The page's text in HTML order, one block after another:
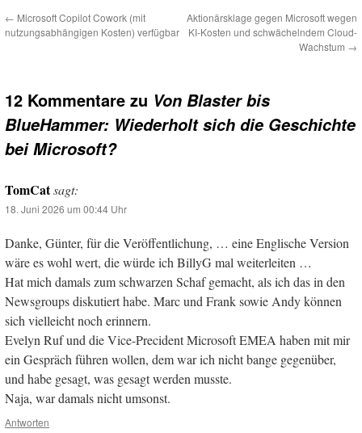
← Microsoft Copilot Cowork (mit
nutzungsabhängigen Kosten) verfügbar
Aktionärsklage gegen Microsoft wegen
KI-Kosten und schwächelndem Cloud-
Wachstum →
12 Kommentare zu Von Blaster bis
BlueHammer: Wiederholt sich die Geschichte
bei Microsoft?
TomCatsagt:
18. Juni 2026 um 00:44 Uhr
Danke, Günter, für die Veröffentlichung, … eine Englische Version
wäre es wohl wert, die würde ich BillyG mal weiterleiten …
Hat mich damals zum schwarzen Schaf gemacht, als ich das in den
Newsgroups diskutiert habe. Marc und Frank sowie Andy können
sich vielleicht noch erinnern.
Evelyn Ruf und die Vice-Precident Microsoft EMEA haben mit mir
ein Gespräch führen wollen, dem war ich nicht bange gegenüber,
und habe gesagt, was gesagt werden musste.
Naja, war damals nicht umsonst.
Antworten